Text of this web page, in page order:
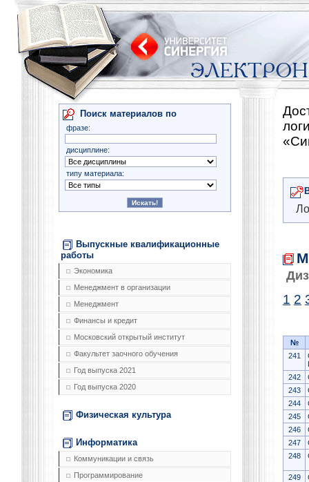
Поиск материалов по
фразе:
дисциплине:
типу материала:
Выпускные квалификационные
работы
Экономика
Менеджмент в организации
Менеджмент
Финансы и кредит
Московский открытый институт
Факультет заочного обучения
Год выпуска 2021
Год выпуска 2020
Физическая культура
Информатика
Коммуникации и связь
Программирование
1 2
№
241
242
243
244
245
246
247
248
249